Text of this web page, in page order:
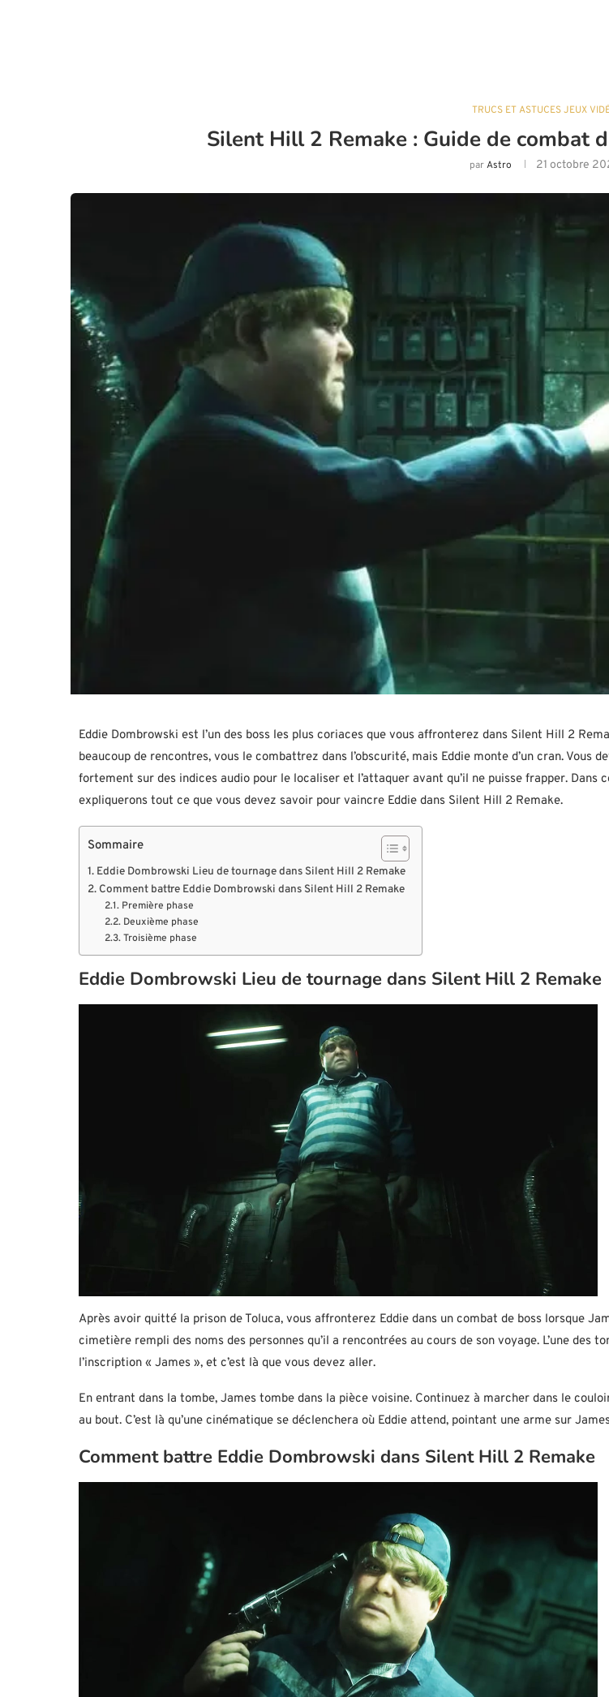
TRUCS ET ASTUCES JEUX
Silent Hill 2 Remake : Guide de combat
parAstro 21 octobre
Eddie Dombrowski est l’un des boss les plus coriaces que vous affronterez dans Silent Hill 2
beaucoup de rencontres, vous le combattrez dans l’obscurité, mais Eddie monte d’un cran. Vous
fortement sur des indices audio pour le localiser et l’attaquer avant qu’il ne puisse frapper. Dans
expliquerons tout ce que vous devez savoir pour vaincre Eddie dans Silent Hill 2 Remake.
Sommaire
Eddie Dombrowski Lieu de tournage dans Silent Hill 2 Remake
Comment battre Eddie Dombrowski dans Silent Hill 2 Remake
Première phase
Deuxième phase
Troisième phase
Eddie Dombrowski Lieu de tournage dans Silent Hill 2 Remake
Après avoir quitté la prison de Toluca, vous affronterez Eddie dans un combat de boss lorsque
cimetière rempli des noms des personnes qu’il a rencontrées au cours de son voyage. L’une des
l’inscription « James », et c’est là que vous devez aller.
En entrant dans la tombe, James tombe dans la pièce voisine. Continuez à marcher dans le
au bout. C’est là qu’une cinématique se déclenchera où Eddie attend, pointant une arme sur
Comment battre Eddie Dombrowski dans Silent Hill 2 Remake